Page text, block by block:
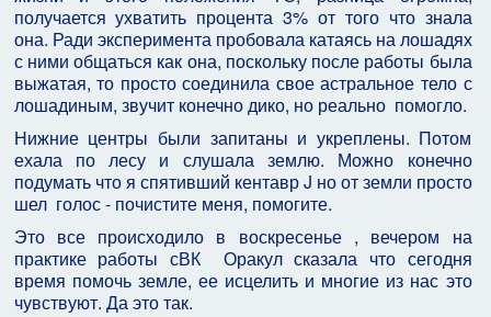
получается ухватить процента 3% от того что знала
она. Ради эксперимента пробовала катаясь на лошадях
с ними общаться как она, поскольку после работы была
выжатая, то просто соединила свое астральное тело с
лошадиным, звучит конечно дико, но реально помогло.
Нижние центры были запитаны и укреплены. Потом
ехала по лесу и слушала землю. Можно конечно
подумать что я спятивший кентавр J но от земли просто
шел голос - почистите меня, помогите.
Это все происходило в воскресенье , вечером на
практике работы сВК Оракул сказала что сегодня
время помочь земле, ее исцелить и многие из нас это
чувствуют. Да это так.